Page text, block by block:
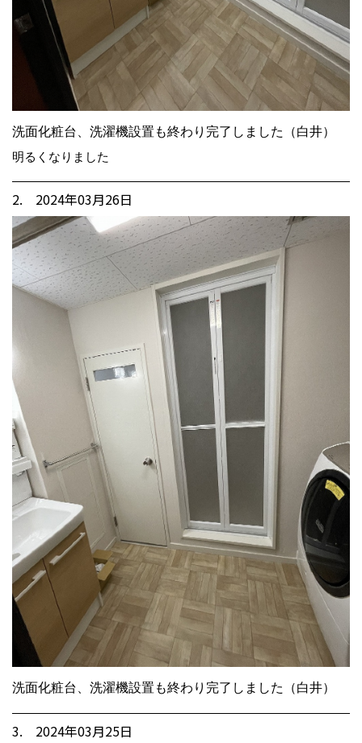
洗面化粧台、洗濯機設置も終わり完了しました（白井）
明るくなりました
2. 2024年03月26日
洗面化粧台、洗濯機設置も終わり完了しました（白井）
3. 2024年03月25日